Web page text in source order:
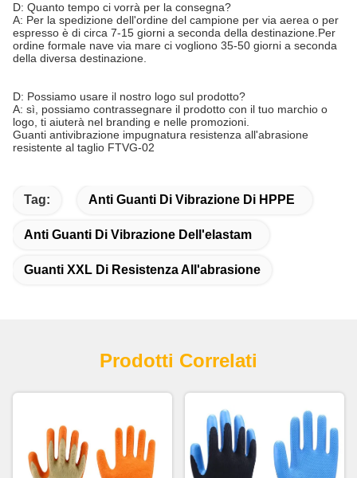
D: Quanto tempo ci vorrà per la consegna?
A: Per la spedizione dell'ordine del campione per via aerea o per
espresso è di circa 7-15 giorni a seconda della destinazione.Per
ordine formale nave via mare ci vogliono 35-50 giorni a seconda
della diversa destinazione.
D: Possiamo usare il nostro logo sul prodotto?
A: sì, possiamo contrassegnare il prodotto con il tuo marchio o
logo, ti aiuterà nel branding e nelle promozioni.
Guanti antivibrazione impugnatura resistenza all'abrasione
resistente al taglio FTVG-02
Tag: Anti Guanti Di Vibrazione Di HPPE
Anti Guanti Di Vibrazione Dell'elastam
Guanti XXL Di Resistenza All'abrasione
Prodotti Correlati